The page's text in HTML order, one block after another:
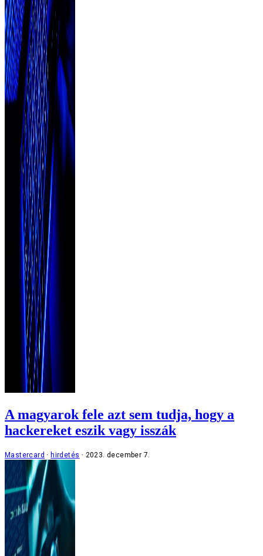
A magyarok fele azt sem tudja, hogy a
hackereket eszik vagy isszák
Mastercard hirdetés 2023. december 7.